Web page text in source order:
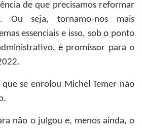
de que precisamos reformar
Ou seja, tornamo-nos mais
essenciais e isso, sob o ponto
é promissor para o
2022.
se enrolou Michel Temer não
não o julgou e, menos ainda, o